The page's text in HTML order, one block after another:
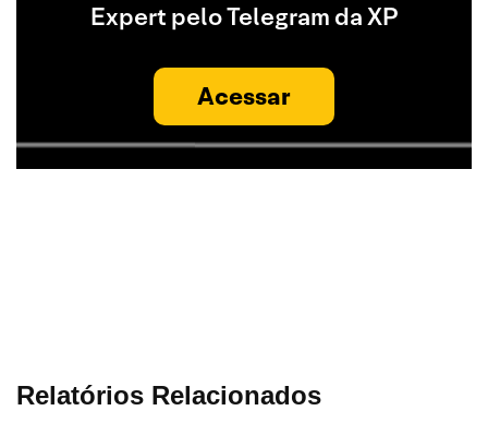
Expert pelo Telegram da XP
Acessar
Relatórios Relacionados